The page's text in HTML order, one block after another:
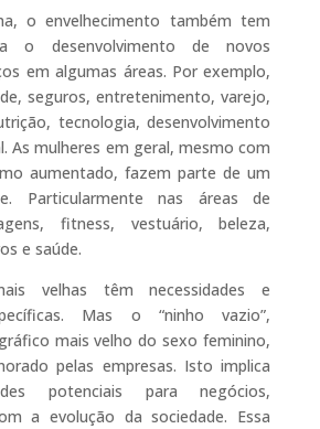
o envelhecimento também tem
o desenvolvimento de novos
em algumas áreas. Por exemplo,
seguros, entretenimento, varejo,
tecnologia, desenvolvimento
As mulheres em geral, mesmo com
aumentado, fazem parte de um
Particularmente nas áreas de
fitness, vestuário, beleza,
e saúde.
velhas têm necessidades e
Mas o “ninho vazio”,
mais velho do sexo feminino,
pelas empresas. Isto implica
potenciais para negócios,
a evolução da sociedade. Essa